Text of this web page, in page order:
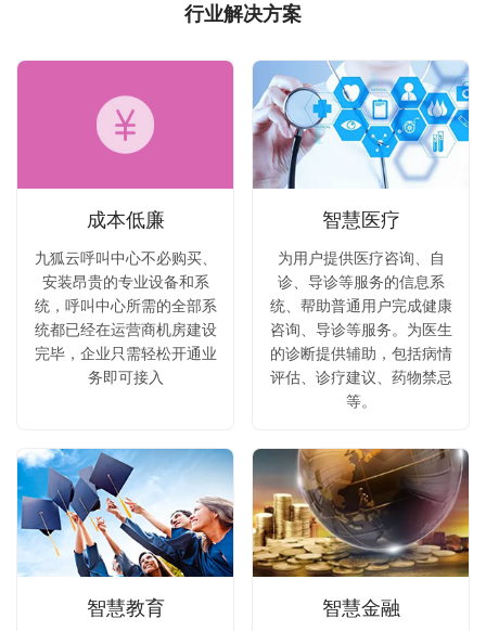
行业解决方案
成本低廉
九狐云呼叫中心不必购买、
安装昂贵的专业设备和系
统，呼叫中心所需的全部系
统都已经在运营商机房建设
完毕，企业只需轻松开通业
务即可接入
智慧医疗
为用户提供医疗咨询、自
诊、导诊等服务的信息系
统、帮助普通用户完成健康
咨询、导诊等服务。为医生
的诊断提供辅助，包括病情
评估、诊疗建议、药物禁忌
等。
智慧教育 智慧金融